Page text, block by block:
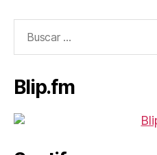
Blip.fm